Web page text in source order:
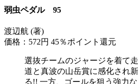
弱虫ペダル 95
渡辺航 (著)
価格：572円 45％ポイント還元
選抜チームのジャージを着て
道と真波の山岳賞に感化され
る!! 一方、ゴールを狙う強力